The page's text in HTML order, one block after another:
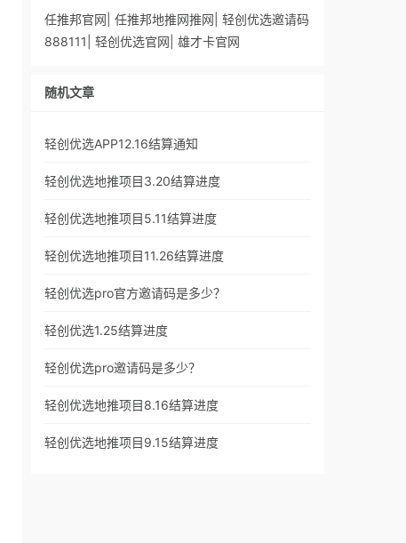
任推邦官网 任推邦地推网推网 轻创优选邀请码
888111
轻创优选官网 雄才卡官网
随机文章
轻创优选APP12.16结算通知
轻创优选地推项目3.20结算进度
轻创优选地推项目5.11结算进度
轻创优选地推项目11.26结算进度
轻创优选pro官方邀请码是多少？
轻创优选1.25结算进度
轻创优选pro邀请码是多少？
轻创优选地推项目8.16结算进度
轻创优选地推项目9.15结算进度